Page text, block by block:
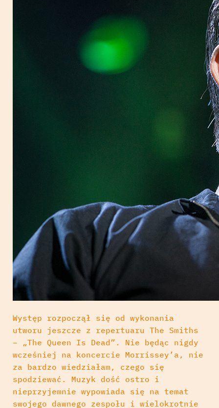
Występ rozpoczął się od wykonania
utworu jeszcze z repertuaru The Smiths
– „The Queen Is Dead”. Nie będąc nigdy
wcześniej na koncercie Morrissey’a, nie
za bardzo wiedziałam, czego się
spodziewać. Muzyk dość ostro i
nieprzyjemnie wypowiada się na temat
swojego dawnego zespołu i wielokrotnie